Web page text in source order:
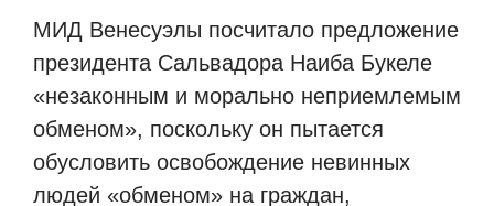
МИД Венесуэлы посчитало предложение
президента Сальвадора Наиба Букеле
«незаконным и морально неприемлемым
обменом», поскольку он пытается
обусловить освобождение невинных
людей «обменом» на граждан,